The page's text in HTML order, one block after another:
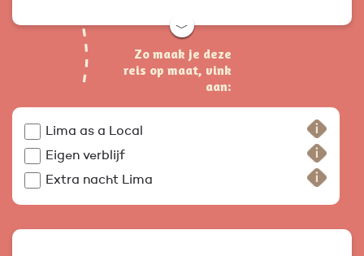
﹀
Zo maak je deze
reis op maat, vink
aan:
Lima as a Local
Eigen verblijf
Extra nacht Lima